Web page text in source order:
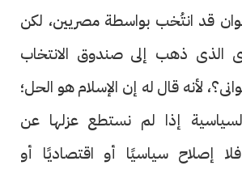
قد انتُخب بواسطة مصريين، لكن
الذى ذهب إلى صندوق الانتخاب
لأنه قال له إن الإسلام هو الحل؛
إذا لم نستطع عزلها عن
إصلاح سياسيًا أو اقتصاديًا أو